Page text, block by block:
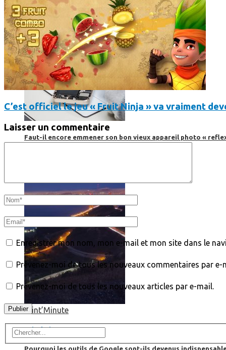
Faut-il encore emmener son bon vieux appareil photo «
Print’Minute
Print'Minute
C’est officiel le jeu « Fruit Ninja » va vraiment
Laisser un commentaire
Enregistrer mon nom, mon e-mail et mon site dans le
Prévenez-moi de tous les nouveaux commentaires par e-
Prévenez-moi de tous les nouveaux articles par e-mail.